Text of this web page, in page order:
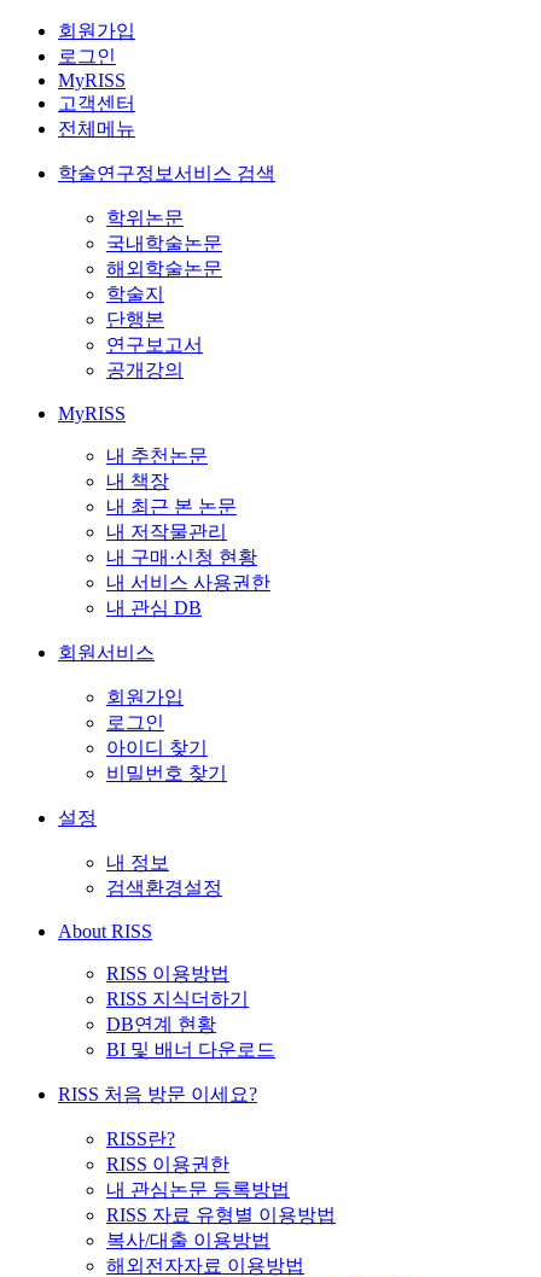
회원가입
로그인
MyRISS
고객센터
전체메뉴
학술연구정보서비스 검색
학위논문
국내학술논문
해외학술논문
학술지
단행본
연구보고서
공개강의
MyRISS
내 추천논문
내 책장
내 최근 본 논문
내 저작물관리
내 구매·신청 현황
내 서비스 사용권한
내 관심 DB
회원서비스
회원가입
로그인
아이디 찾기
비밀번호 찾기
설정
내 정보
검색환경설정
About RISS
RISS 이용방법
RISS 지식더하기
DB연계 현황
BI 및 배너 다운로드
RISS 처음 방문 이세요?
RISS란?
RISS 이용권한
내 관심논문 등록방법
RISS 자료 유형별 이용방법
복사/대출 이용방법
해외전자자료 이용방법